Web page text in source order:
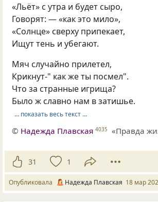
«Льёт» с утра и будет сыро,
Говорят: — «как это мило»,
«Солнце» сверху припекает,
Ищут тень и убегают.
Мяч случайно прилетел,
Крикнут-" как же ты посмел".
Что за странные игрища?
Было ж славно нам в затишье.
… показать весь текст …
© Надежда Плавская 4035 «Правда
31 1
Опубликовала Надежда Плавская 18 мар